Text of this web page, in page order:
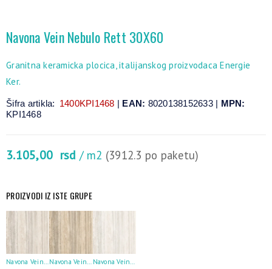
Navona Vein Nebulo Rett 30X60
Granitna keramicka plocica, italijanskog proizvodaca Energie
Ker.
Šifra artikla: 1400KPI1468 | EAN: 8020138152633 | MPN:
KPI1468
3.105,00 rsd / m2 (3912.3 po paketu)
PROIZVODI IZ ISTE GRUPE
Navona Vein Candido Rett 30X60 Navona Vein Aureo Rett 30X60 Navona Vein Niveo Rett 30X60